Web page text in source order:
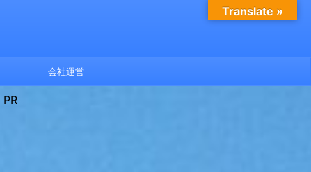
会社運営
PR
Translate »